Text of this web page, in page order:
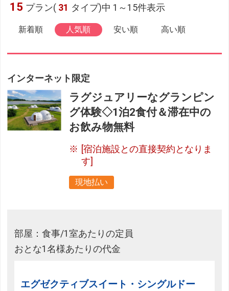
15 プラン( 31 タイプ)中 1～15件表示
新着順 人気順 安い順 高い順
インターネット限定
ラグジュアリーなグランピン
グ体験◇1泊2食付＆滞在中の
お飲み物無料
[宿泊施設との直接契約となりま
す]
現地払い
部屋：食事/1室あたりの定員
おとな1名様あたりの代金
エグゼクティブスイート・シングルドー